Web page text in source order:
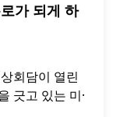
가 되게 하
회담이 열린
긋고 있는 미·